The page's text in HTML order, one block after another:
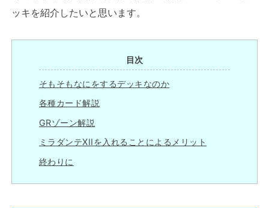
ッキを紹介したいと思います。
目次
そもそもなにをするデッキなのか
各種カード解説
GRゾーン解説
ミラダンテXIIを入れることによるメリット
終わりに